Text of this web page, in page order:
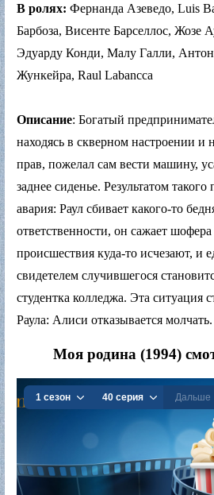
В ролях: Фернанда Азеведо, Luis
Барбоза, Висенте Барселлос, Жозе
Эдуарду Конди, Малу Галли,
Жункейра, Raul Labancca
Описание: Богатый
находясь в скверном настроении и
прав, пожелал сам вести машину,
заднее сиденье. Результатом такого
авария: Раул сбивает какого-то
ответственности, он сажает
происшествия куда-то исчезают, и
свидетелем случившегося
студентка колледжа. Эта ситуация
Раула: Алиси отказывается молчать.
Моя родина (1994)